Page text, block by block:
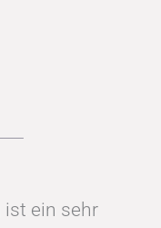
ist ein sehr